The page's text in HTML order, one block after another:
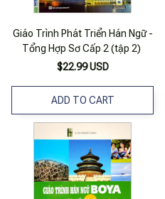
Giáo Trình Phát Triển Hán Ngữ -
Tổng Hợp Sơ Cấp 2 (tập 2)
$22.99 USD
ADD TO CART